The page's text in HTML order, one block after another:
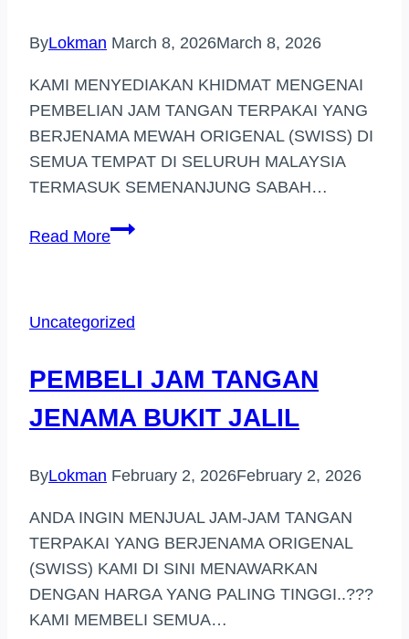
ByLokman March 8, 2026March 8, 2026
KAMI MENYEDIAKAN KHIDMAT MENGENAI
PEMBELIAN JAM TANGAN TERPAKAI YANG
BERJENAMA MEWAH ORIGENAL (SWISS) DI
SEMUA TEMPAT DI SELURUH MALAYSIA
TERMASUK SEMENANJUNG SABAH…
Read MoreBELI
HARGA
(ALAMANDA
SHOPPING
MALL)
Uncategorized
PEMBELI JAM TANGAN
JENAMA BUKIT JALIL
ByLokman February 2, 2026February 2, 2026
ANDA INGIN MENJUAL JAM-JAM TANGAN
TERPAKAI YANG BERJENAMA ORIGENAL
(SWISS) KAMI DI SINI MENAWARKAN
DENGAN HARGA YANG PALING TINGGI..???
KAMI MEMBELI SEMUA…